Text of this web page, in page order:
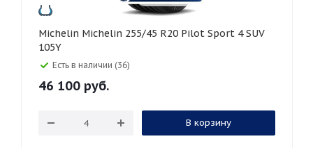
Michelin Michelin 255/45 R20 Pilot Sport 4 SUV
105Y
Есть в наличии (36)
46 100 руб.
В корзину